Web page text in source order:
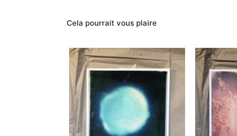
Cela pourrait vous plaire